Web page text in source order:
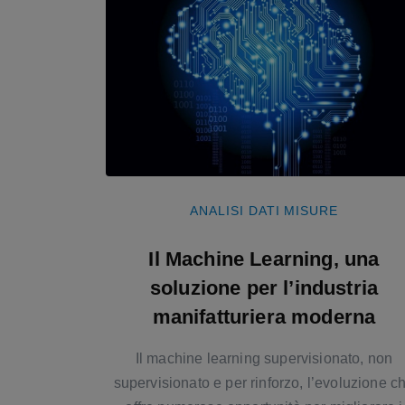
ANALISI DATI MISURE
Il Machine Learning, una
soluzione per l’industria
manifatturiera moderna
Il machine learning supervisionato, non
supervisionato e per rinforzo, l’evoluzione